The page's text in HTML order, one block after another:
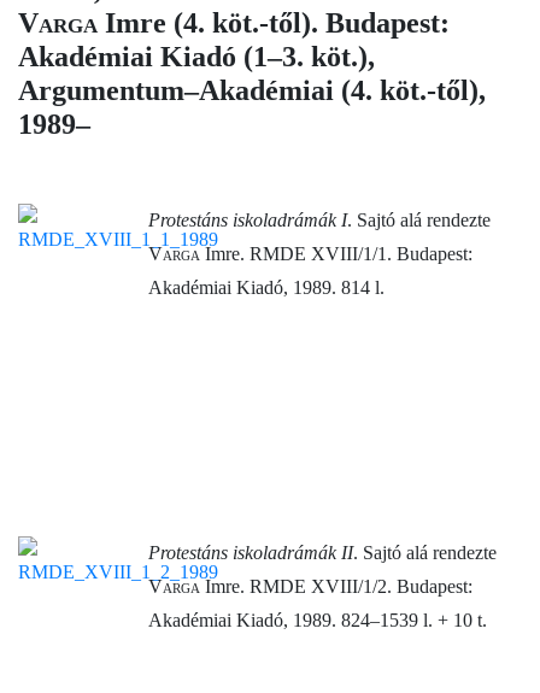
Varga Imre (4. köt.-től). Budapest:
Akadémiai Kiadó (1–3. köt.),
Argumentum–Akadémiai (4. köt.-től),
1989–
Protestáns iskoladrámák I. Sajtó alá rendezte
Varga Imre. RMDE XVIII/1/1. Budapest:
Akadémiai Kiadó, 1989. 814 l.
Protestáns iskoladrámák II. Sajtó alá rendezte
Varga Imre. RMDE XVIII/1/2. Budapest:
Akadémiai Kiadó, 1989. 824–1539 l. + 10 t.